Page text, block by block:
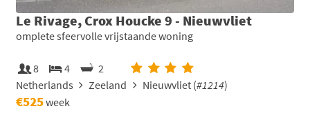
Le Rivage, Crox Houcke 9 - Nieuwvliet
omplete sfeervolle vrijstaande woning
8 4
2
Netherlands
Zeeland Nieuwvliet (#1214)
€525week